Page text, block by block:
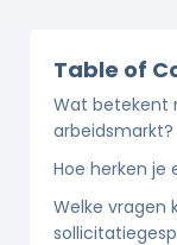
Table of
Wat betekent
arbeidsmarkt?
Hoe herken je
Welke vragen